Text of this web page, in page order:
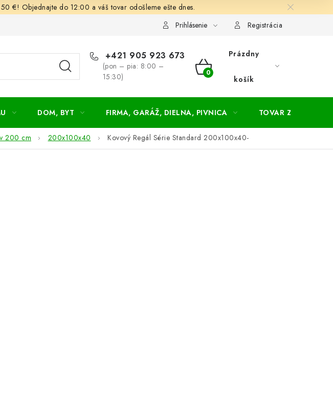
€! Objednajte do 12:00 a váš tovar odošleme ešte dnes.
od kúpnej zmluvy Obchodné a dodacie podmienky Zásady ochrany osobných údajov
Prihlásenie Registrácia
+421 905 923 673
(pon – pia: 8:00 –
15:30)
NÁKUPNÝ
Prázdny
košík
DOM, BYT FIRMA, GARÁŽ, DIELNA, PIVNICA TOVAR ZA
200 cm 200x100x40
Kovový Regál Série Standard 200x100x40-